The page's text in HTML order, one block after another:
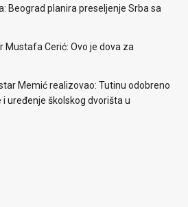
Beograd planira preseljenje Srba sa
Mustafa Cerić: Ovo je dova za
Memić realizovao: Tutinu odobreno
uređenje školskog dvorišta u